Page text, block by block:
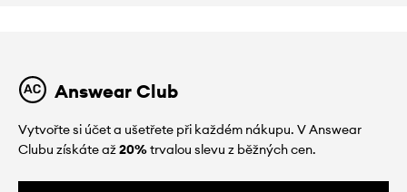
Answear Club
Vytvořte si účet a ušetřete při každém nákupu. V Answear
Clubu získáte až20%trvalou slevu z běžných cen.